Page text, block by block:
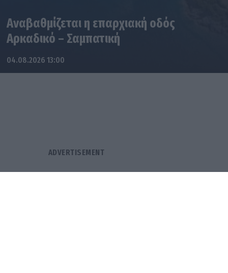
Αναβαθμίζεται η επαρχιακή οδός
Αρκαδικό – Σαμπατική
04.08.2026 13:00